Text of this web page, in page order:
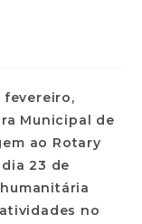
fevereiro,
Municipal de
ao Rotary
23 de
no